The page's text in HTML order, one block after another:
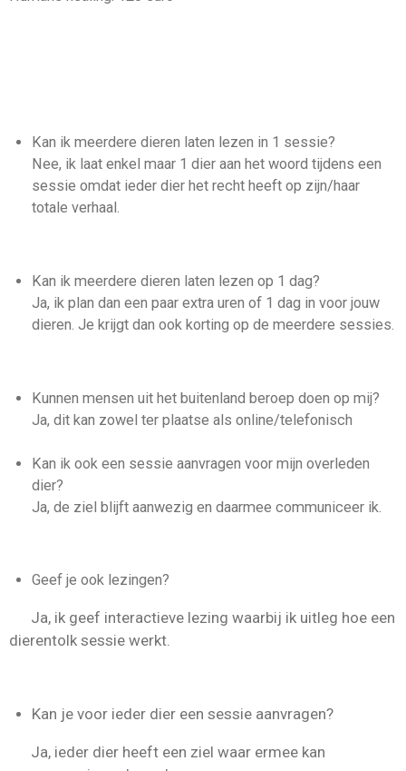
Kan ik meerdere dieren laten lezen in 1 sessie?
Nee, ik laat enkel maar 1 dier aan het woord tijdens een
sessie omdat ieder dier het recht heeft op zijn/haar
totale verhaal.
Kan ik meerdere dieren laten lezen op 1 dag?
Ja, ik plan dan een paar extra uren of 1 dag in voor jouw
dieren. Je krijgt dan ook korting op de meerdere sessies.
Kunnen mensen uit het buitenland beroep doen op mij?
Ja, dit kan zowel ter plaatse als online/telefonisch
Kan ik ook een sessie aanvragen voor mijn overleden
dier?
Ja, de ziel blijft aanwezig en daarmee communiceer ik.
Geef je ook lezingen?
Ja, ik geef interactieve lezing waarbij ik uitleg hoe een
dierentolk sessie werkt.
Kan je voor ieder dier een sessie aanvragen?
Ja, ieder dier heeft een ziel waar ermee kan